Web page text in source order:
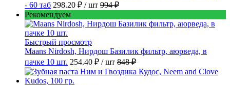
- 60 таб 298.20 ₽ / шт 994 ₽
Рекомендуем
Быстрый просмотр
Maans Nirdosh, Нирдош Базилик фильтр, аюрведа, в
пачке 10 шт. 254.40 ₽ / шт 848 ₽